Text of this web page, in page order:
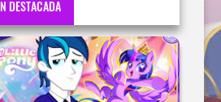
DESTACADA